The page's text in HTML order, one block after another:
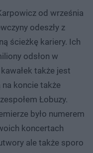
od września
odeszły z
ścieżkę kariery. Ich
odsłon w
także jest
koncie także
Łobuzy.
było numerem
koncertach
ale także sporo